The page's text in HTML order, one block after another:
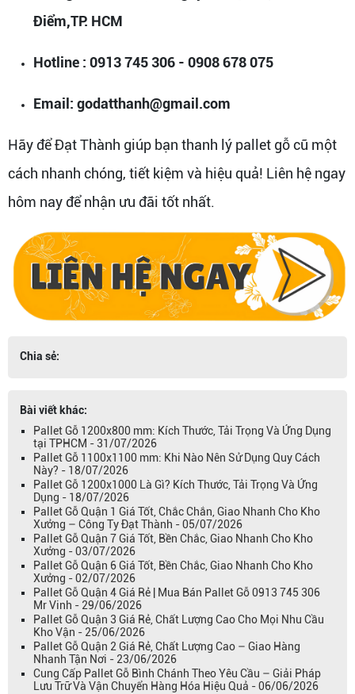
Điểm,TP. HCM
Hotline : 0913 745 306 - 0908 678 075
Email: godatthanh@gmail.com
Hãy để Đạt Thành giúp bạn thanh lý pallet gỗ cũ một
cách nhanh chóng, tiết kiệm và hiệu quả! Liên hệ ngay
hôm nay để nhận ưu đãi tốt nhất.
Chia sẻ:
Bài viết khác:
Pallet Gỗ 1200x800 mm: Kích Thước, Tải Trọng Và Ứng Dụng
tại TPHCM - 31/07/2026
Pallet Gỗ 1100x1100 mm: Khi Nào Nên Sử Dụng Quy Cách
Này? - 18/07/2026
Pallet Gỗ 1200x1000 Là Gì? Kích Thước, Tải Trọng Và Ứng
Dụng - 18/07/2026
Pallet Gỗ Quận 1 Giá Tốt, Chắc Chắn, Giao Nhanh Cho Kho
Xưởng – Công Ty Đạt Thành - 05/07/2026
Pallet Gỗ Quận 7 Giá Tốt, Bền Chắc, Giao Nhanh Cho Kho
Xưởng - 03/07/2026
Pallet Gỗ Quận 6 Giá Tốt, Bền Chắc, Giao Nhanh Cho Kho
Xưởng - 02/07/2026
Pallet Gỗ Quận 4 Giá Rẻ | Mua Bán Pallet Gỗ 0913 745 306
Mr Vinh - 29/06/2026
Pallet Gỗ Quận 3 Giá Rẻ, Chất Lượng Cao Cho Mọi Nhu Cầu
Kho Vận - 25/06/2026
Pallet Gỗ Quận 2 Giá Rẻ, Chất Lượng Cao – Giao Hàng
Nhanh Tận Nơi - 23/06/2026
Cung Cấp Pallet Gỗ Bình Chánh Theo Yêu Cầu – Giải Pháp
Lưu Trữ Và Vận Chuyển Hàng Hóa Hiệu Quả - 06/06/2026